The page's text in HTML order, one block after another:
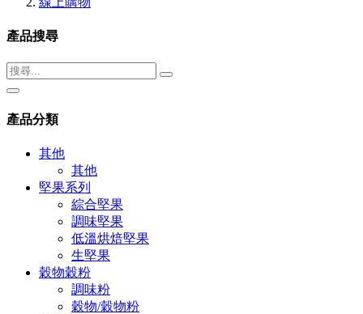
產品搜尋
產品分類
其他
其他
堅果系列
綜合堅果
調味堅果
低溫烘焙堅果
生堅果
穀物穀粉
調味粉
穀物/穀物粉